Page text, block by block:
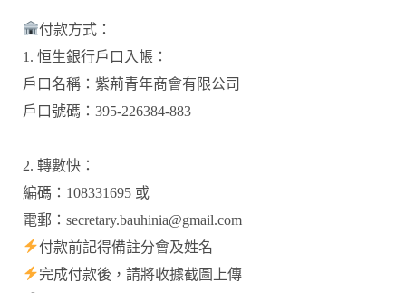
付款方式：
1. 恒生銀行戶口入帳：
戶口名稱：紫荊青年商會有限公司
戶口號碼：395-226384-883
2. 轉數快：
編碼：108331695 或
電郵： secretary.bauhinia@gmail.com
付款前記得備註分會及姓名
完成付款後，請將收據截圖上傳